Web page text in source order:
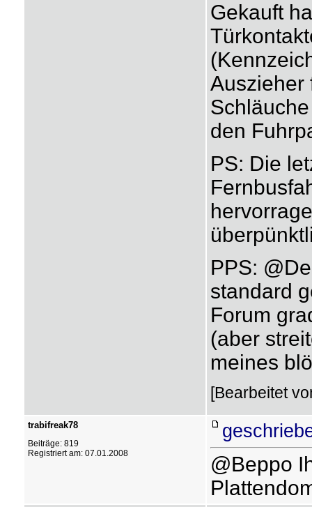
Gekauft
Auszieher
den
PS: Die
PPS:
standard
Forum
(aber
meines
[Bearbeitet
trabifreak78
Beiträge: 819
Registriert am: 07.01.2008
@Beppo